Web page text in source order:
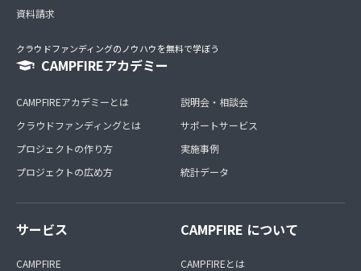
資料請求
クラウドファンディングのノウハウを無料で学ぼう
CAMPFIREアカデミー
CAMPFIREアカデミーとは
クラウドファンディングとは
プロジェクトの作り方
プロジェクトの広め方
説明会・相談会
サポートサービス
実施事例
統計データ
サービス
CAMPFIRE
CAMPFIRE について
CAMPFIREとは